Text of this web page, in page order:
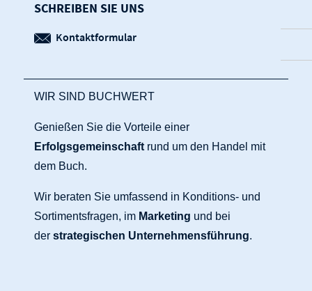
SCHREIBEN SIE UNS
Kontaktformular
WIR SIND BUCHWERT
Genießen Sie die Vorteile einer
Erfolgsgemeinschaft rund um den Handel mit
dem Buch.
Wir beraten Sie umfassend in Konditions- und
Sortimentsfragen, im Marketing und bei
der strategischen Unternehmensführung.